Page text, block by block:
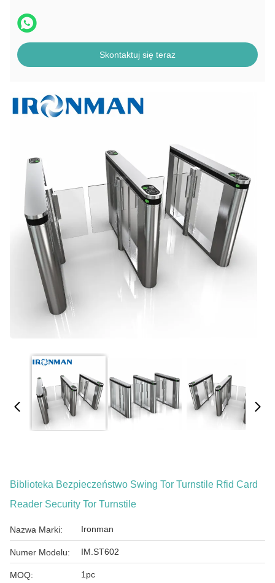
Skontaktuj się teraz
Biblioteka Bezpieczeństwo Swing Tor Turnstile Rfid Card
Reader Security Tor Turnstile
Nazwa Marki: Ironman
Numer Modelu: IM.ST602
MOQ: 1pc